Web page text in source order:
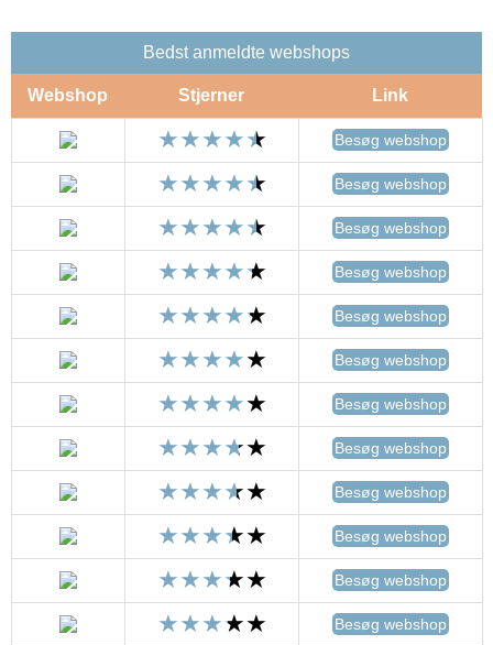
Bedst anmeldte webshops
Webshop Stjerner Link
Besøg webshop
Besøg webshop
Besøg webshop
Besøg webshop
Besøg webshop
Besøg webshop
Besøg webshop
Besøg webshop
Besøg webshop
Besøg webshop
Besøg webshop
Besøg webshop